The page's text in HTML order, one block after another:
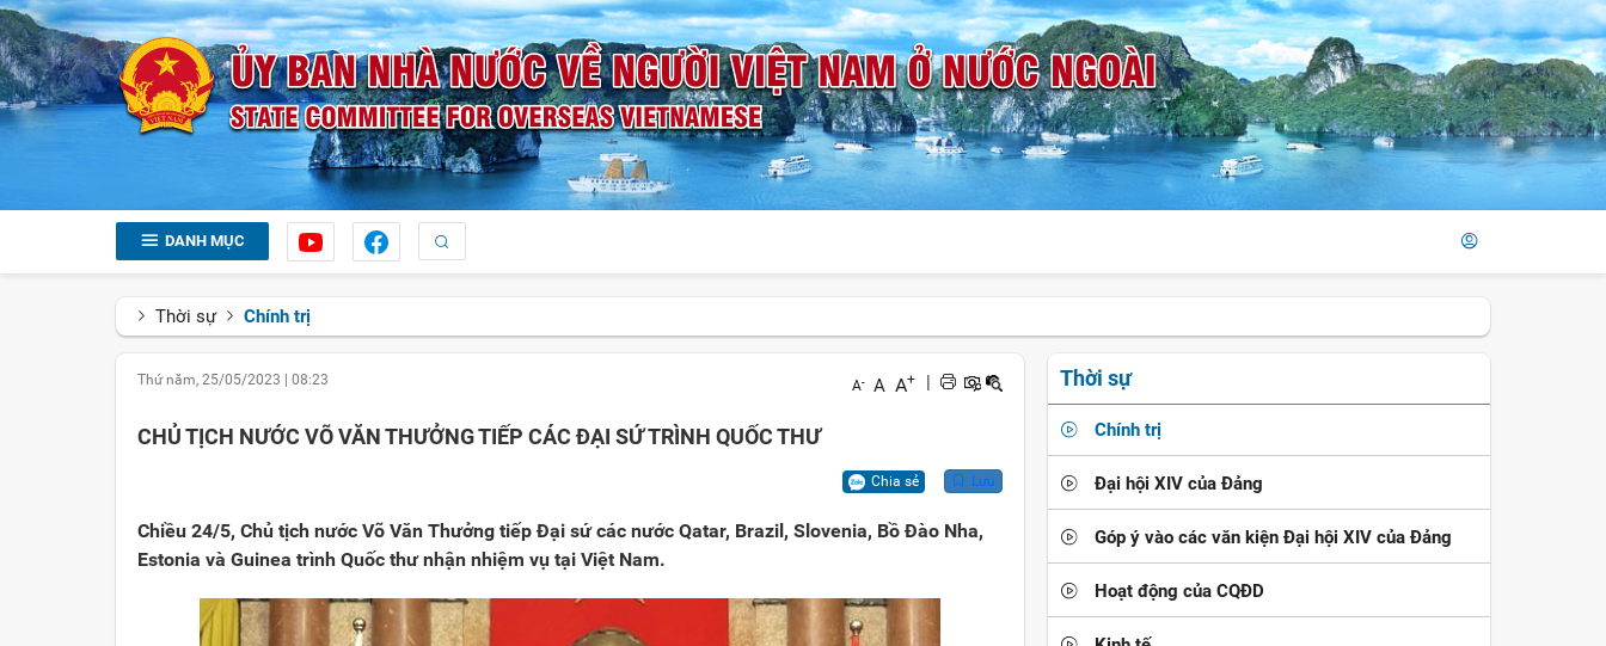
DANH MỤC
Thời sự Chính trị
Thứ năm, 25/05/2023 08:23 A- A A+ |
CHỦ TỊCH NƯỚC VÕ VĂN THƯỞNG TIẾP CÁC ĐẠI SỨ TRÌNH QUỐC THƯ
Chia sẻ Lưu
Chiều 24/5, Chủ tịch nước Võ Văn Thưởng tiếp Đại sứ các nước Qatar, Brazil, Slovenia, Bồ Đào Nha,
Estonia và Guinea trình Quốc thư nhận nhiệm vụ tại Việt Nam.
Thời sự
Chính trị
Đại hội XIV của Đảng
Góp ý vào các văn kiện Đại hội XIV của Đảng
Hoạt động của CQĐD